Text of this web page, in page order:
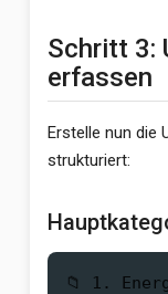
Schritt 3:
erfassen
Erstelle nun die
strukturiert:
📁 1.